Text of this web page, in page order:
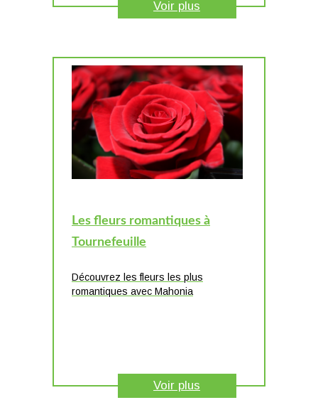
Voir plus
Les fleurs romantiques à
Tournefeuille
Découvrez les fleurs les plus
romantiques avec Mahonia
Voir plus